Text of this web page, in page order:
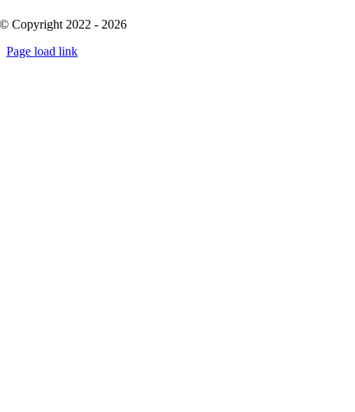
© Copyright 2022 - 2026
Page load link